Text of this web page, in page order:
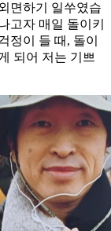
면하기 일쑤였습
고자 매일 돌이키
정이 들 때, 돌이
되어 저는 기쁘